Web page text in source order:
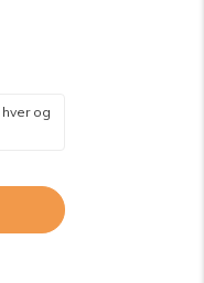
hver og